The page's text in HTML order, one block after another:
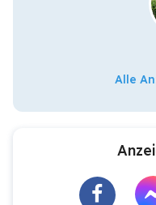
Alle